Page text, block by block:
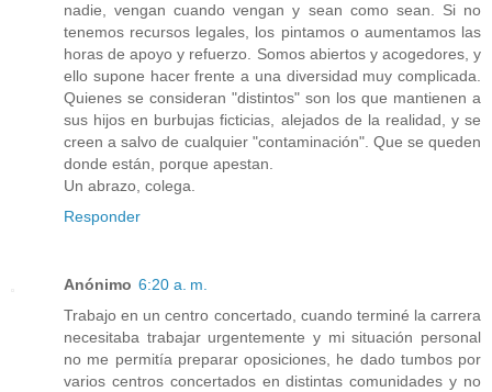
nadie, vengan cuando vengan y sean como sean. Si no
tenemos recursos legales, los pintamos o aumentamos las
horas de apoyo y refuerzo. Somos abiertos y acogedores, y
ello supone hacer frente a una diversidad muy complicada.
Quienes se consideran "distintos" son los que mantienen a
sus hijos en burbujas ficticias, alejados de la realidad, y se
creen a salvo de cualquier "contaminación". Que se queden
donde están, porque apestan.
Un abrazo, colega.
Responder
Anónimo 6:20 a. m.
Trabajo en un centro concertado, cuando terminé la carrera
necesitaba trabajar urgentemente y mi situación personal
no me permitía preparar oposiciones, he dado tumbos por
varios centros concertados en distintas comunidades y no